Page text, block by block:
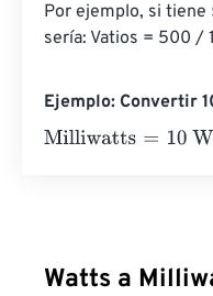
Por ejemplo, si
sería: Vatios = 500 /
Ejemplo: Convertir
Milliwatts=10 Watts×
Watts a